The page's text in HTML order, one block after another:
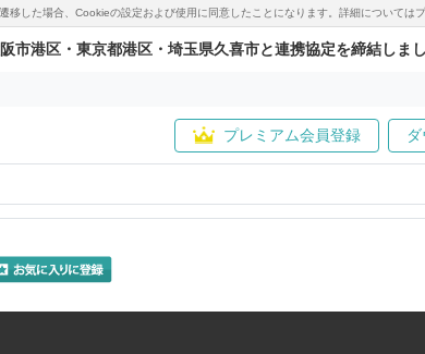
した場合、Cookieの設定および使用に同意したことになります。詳細については
市港区・東京都港区・埼玉県久喜市と連携協定を締結しま
プレミアム会員登録